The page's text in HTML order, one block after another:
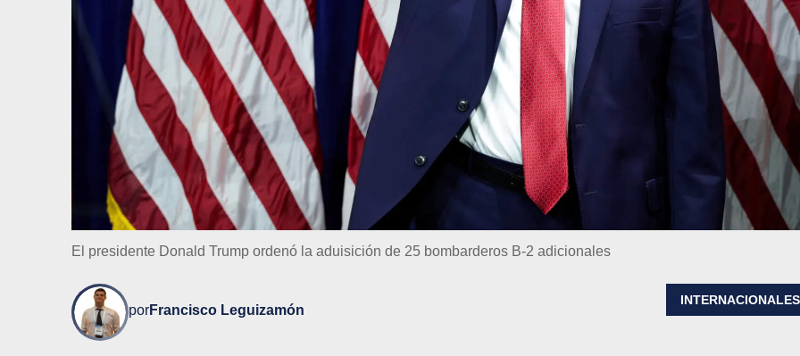
El presidente Donald Trump ordenó la aduisición de 25 bombarderos B-2 adicionales
porFrancisco Leguizamón
INTERNACIONALES